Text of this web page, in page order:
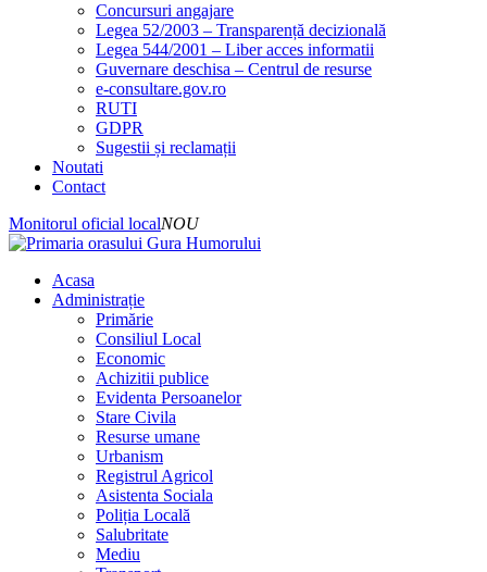
Concursuri angajare
Legea 52/2003 – Transparență decizională
Legea 544/2001 – Liber acces informatii
Guvernare deschisa – Centrul de resurse
e-consultare.gov.ro
RUTI
GDPR
Sugestii și reclamații
Noutati
Contact
Monitorul oficial localNOU
Acasa
Administrație
Primărie
Consiliul Local
Economic
Achizitii publice
Evidenta Persoanelor
Stare Civila
Resurse umane
Urbanism
Registrul Agricol
Asistenta Sociala
Poliția Locală
Salubritate
Mediu